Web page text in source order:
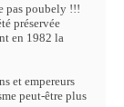
pas poubely !!!
préservée
en 1982 la
et empereurs
peut-être plus